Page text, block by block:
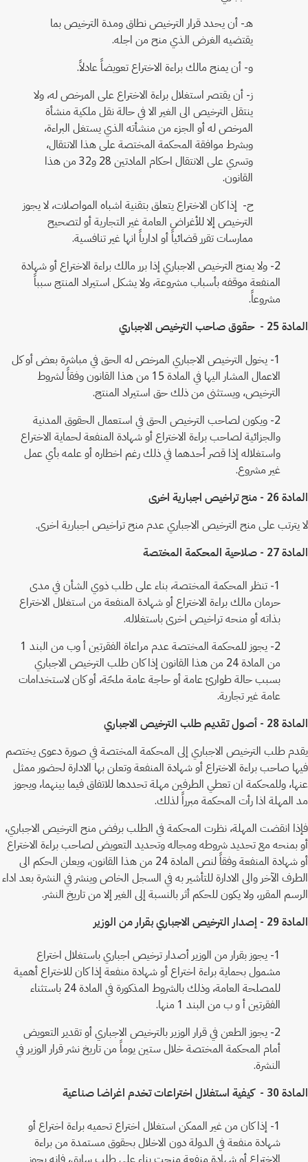
هـ- أن يحدد قرار الترخيص نطاق ومدة الترخيص بما
يقتضيه الغرض الذي منح من اجله.
و- أن يمنح مالك براءة الاختراع تعويضاً عادلاً.
ز- أن يقتصر استغلال براءة الاختراع على المرخص له، ولا
ينتقل الترخيص الى الغير الا في حالة نقل ملكية منشأة
المرخص له أو الجزء من منشأته الذي يستغل البراءة،
وبشرط موافقة المحكمة المختصة على هذا الانتقال،
وتسري على الانتقال احكام المادتين 28 و32 من هذا
القانون.
ح- إذا كان الاختراع يتعلق بتقنية اشباه المواصلات، لا يجوز
الترخيص إلا للأغراض العامة غير التجارية أو لتصحيح
ممارسات تقرر قضائياً أو ادارياً انها غير تنافسية.
2- ولا يمنح الترخيص الاجباري إذا برر مالك براءة الاختراع أو شهادة
المنفعة موقفه بأسباب مشروعة، ولا يشكل استيراد المنتج سبباً
مشروعاً.
المادة 25 - حقوق صاحب الترخيص الاجباري
1- يخول الترخيص الاجباري المرخص له الحق في مباشرة بعض أو كل
الاعمال المشار اليها في المادة 15 من هذا القانون وفقاً لشروط
الترخيص، ويستثنى من ذلك حق استيراد المنتج.
2- ويكون لصاحب الترخيص الحق في استعمال الحقوق المدنية
والجزائية لصاحب براءة الاختراع أو شهادة المنفعة لحماية الاختراع
واستغلاله إذا قصر أحدهما في ذلك رغم اخطاره أو علمه بأي عمل
غير مشروع.
المادة 26 - منح تراخيص اجبارية اخرى
لا يترتب على منح الترخيص الاجباري عدم منح تراخيص اجبارية اخرى.
المادة 27 - صلاحية المحكمة المختصة
1- تنظر المحكمة المختصة، بناء على طلب ذوي الشأن في مدى
حرمان مالك براءة الاختراع أو شهادة المنفعة من استغلال الاختراع
بذاته أو منحه تراخيص اخرى باستغلاله.
2- يجوز للمحكمة المختصة عدم مراعاة الفقرتين أ وب من البند 1
من المادة 24 من هذا القانون إذا كان طلب الترخيص الاجباري
بسبب حالة طوارئ عامة أو حاجة عامة ملحّة، أو كان لاستخدامات
عامة غير تجارية.
المادة 28 - أصول تقديم طلب الترخيص الاجباري
يقدم طلب الترخيص الاجباري إلى المحكمة المختصة في صورة دعوى يختصم
فيها صاحب براءة الاختراع أو شهادة المنفعة وتعلن بها الادارة لحضور ممثل
عنها، وللمحكمة ان تعطي الطرفين مهلة تحددها للاتفاق فيما بينهما، ويجوز
مد المهلة اذا رأت المحكمة مبرراً لذلك.
فإذا انقضت المهلة، نظرت المحكمة في الطلب برفض منح الترخيص الاجباري،
أو بمنحه مع تحديد شروطه ومجاله وتحديد التعويض لصاحب براءة الاختراع
أو شهادة المنفعة وفقاً لنص المادة 24 من هذا القانون، ويعلن الحكم الى
الطرف الآخر والى الادارة للتأشير به في السجل الخاص وينشر في النشرة بعد اداء
الرسم المقرر، ولا يكون للحكم أثر بالنسبة إلى الغير إلا من تاريخ النشر.
المادة 29 - إصدار الترخيص الاجباري بقرار من الوزير
1- يجوز بقرار من الوزير أصدار ترخيص اجباري باستغلال اختراع
مشمول بحماية براءة اختراع أو شهادة منفعة إذا كان للاختراع أهمية
للمصلحة العامة، وذلك بالشروط المذكورة في المادة 24 باستثناء
الفقرتين أ و ب من البند 1 منها.
2- يجوز الطعن في قرار الوزير بالترخيص الاجباري أو تقدير التعويض
أمام المحكمة المختصة خلال ستين يوماً من تاريخ نشر قرار الوزير في
النشرة.
المادة 30 - كيفية استغلال اختراعات تخدم اغراضا صناعية
1- إذا كان من غير الممكن استغلال اختراع تحميه براءة اختراع أو
شهادة منفعة في الدولة دون الاخلال بحقوق مستمدة من براءة
الاختراع أو شهادة منفعة منحت بناء على طلب سابق، فإنه يجوز